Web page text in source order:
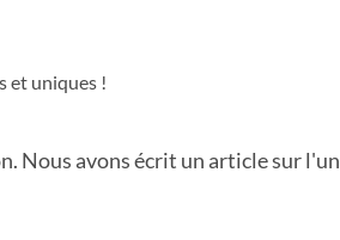
et uniques !
Nous avons écrit un article sur l'un